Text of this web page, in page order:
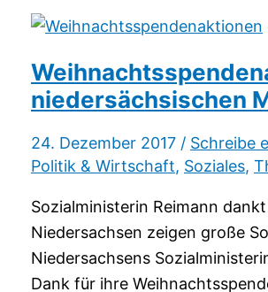
niedersächsischen
24. Dezember 2017 / Schreibe
Politik & Wirtschaft, Soziales,
Sozialministerin Reimann
Niedersachsen zeigen große
Niedersachsens
Dank für ihre